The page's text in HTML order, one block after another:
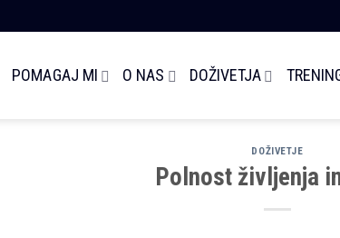
POMAGAJ MI O NAS DOŽIVETJA
DOŽIVETJE
Polnost življenja